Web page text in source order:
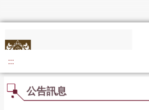
:::
公告訊息